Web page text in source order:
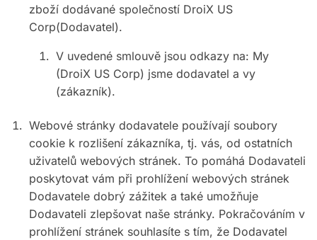
zboží dodávané společností DroiX US
Corp(Dodavatel).
V uvedené smlouvě jsou odkazy na: My
(DroiX US Corp) jsme dodavatel a vy
(zákazník).
Webové stránky dodavatele používají soubory
cookie k rozlišení zákazníka, tj. vás, od ostatních
uživatelů webových stránek. To pomáhá Dodavateli
poskytovat vám při prohlížení webových stránek
Dodavatele dobrý zážitek a také umožňuje
Dodavateli zlepšovat naše stránky. Pokračováním v
prohlížení stránek souhlasíte s tím, že Dodavatel